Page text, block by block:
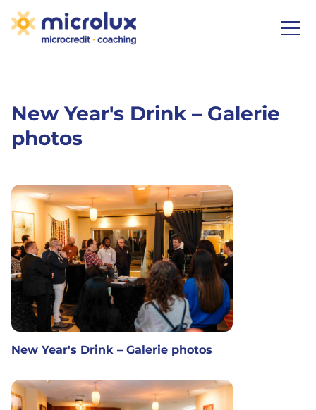
New Year's Drink – Galerie
photos
New Year's Drink – Galerie photos